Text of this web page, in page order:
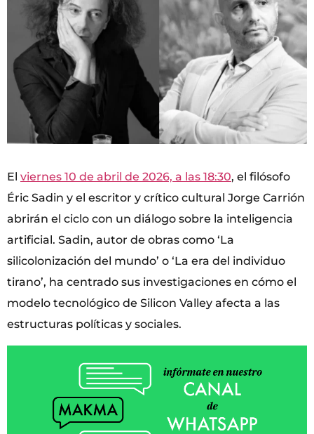
El viernes 10 de abril de 2026, a las 18:30, el filósofo
Éric Sadin y el escritor y crítico cultural Jorge Carrión
abrirán el ciclo con un diálogo sobre la inteligencia
artificial. Sadin, autor de obras como ‘La
silicolonización del mundo’ o ‘La era del individuo
tirano’, ha centrado sus investigaciones en cómo el
modelo tecnológico de Silicon Valley afecta a las
estructuras políticas y sociales.